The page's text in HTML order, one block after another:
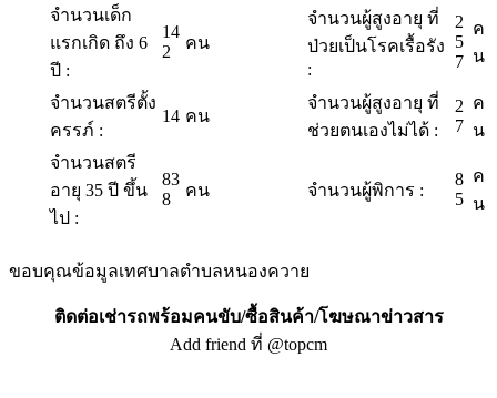
จำนวนเด็ก
แรกเกิด ถึง 6
ปี :
14
2
คน
จำนวนผู้สูงอายุ ที่
ป่วยเป็นโรคเรื้อรัง
:
2
5
7
ค
น
จำนวนสตรีตั้ง
ครรภ์ :
14 คน
จำนวนผู้สูงอายุ ที่
ช่วยตนเองไม่ได้ :
2
7
ค
น
จำนวนสตรี
อายุ 35 ปี ขึ้น
ไป :
83
8
คน จำนวนผู้พิการ :
8
5
ค
น
ขอบคุณข้อมูลเทศบาลตำบลหนองควาย
ติดต่อเช่ารถพร้อมคนขับ/ซื้อสินค้า/โฆษณาข่าวสาร
Add friend ที่ @topcm